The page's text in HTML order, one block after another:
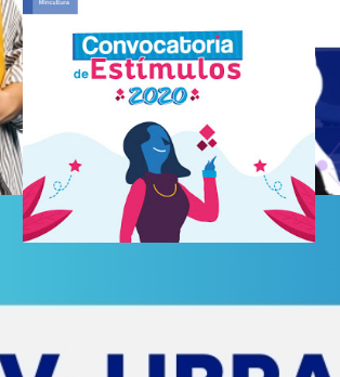
Ideas de Negocio de la Música